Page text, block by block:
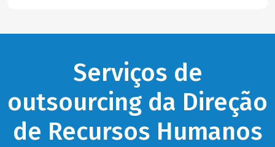
Serviços de
outsourcing da Direção
de Recursos Humanos